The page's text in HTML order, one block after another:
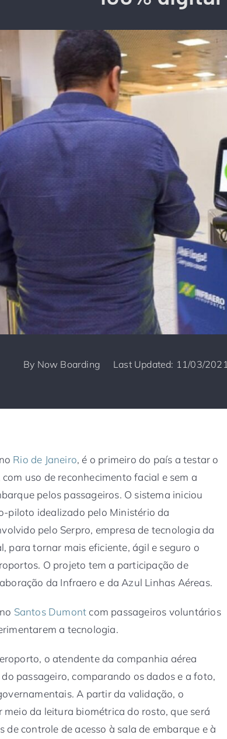
By Now Boarding Last Updated: 11/03/2021
Rio de Janeiro, é o primeiro do país a testar o
uso de reconhecimento facial e sem a
pelos passageiros. O sistema iniciou
piloto idealizado pelo Ministério da
pelo Serpro, empresa de tecnologia da
para tornar mais eficiente, ágil e seguro o
O projeto tem a participação de
da Infraero e da Azul Linhas Aéreas.
Santos Dumont com passageiros voluntários
a tecnologia.
o atendente da companhia aérea
passageiro, comparando os dados e a foto,
A partir da validação, o
da leitura biométrica do rosto, que será
controle de acesso à sala de embarque e à